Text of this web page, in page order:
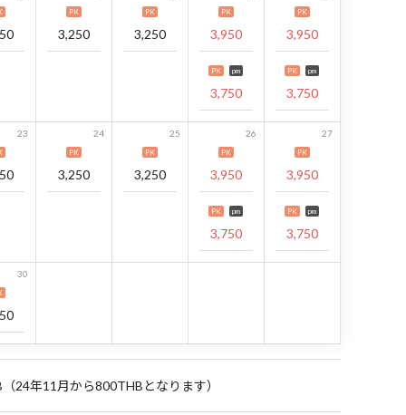
PK
3,250
PK
3,250
PK
3,950
PK pm
3,750
PK
3,950
PK pm
3,750
23 24
PK
3,250
25
PK
3,250
26
PK
3,950
PK pm
3,750
27
PK
3,950
PK pm
3,750
30
24年11月から800THBとなります）